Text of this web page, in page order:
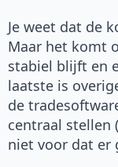
Je weet dat de
Maar het komt
stabiel blijft en
laatste is
de
centraal stellen
niet voor dat er